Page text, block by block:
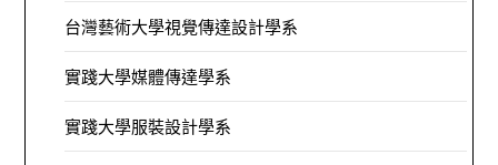
台灣藝術大學視覺傳達設計學系
實踐大學媒體傳達學系
實踐大學服裝設計學系